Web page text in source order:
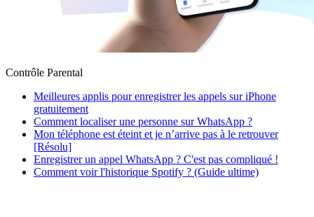
Contrôle Parental
Meilleures applis pour enregistrer les appels sur iPhone
gratuitement
Comment localiser une personne sur WhatsApp ?
Mon téléphone est éteint et je n’arrive pas à le retrouver
[Résolu]
Enregistrer un appel WhatsApp ? C'est pas compliqué !
Comment voir l'historique Spotify ? (Guide ultime)